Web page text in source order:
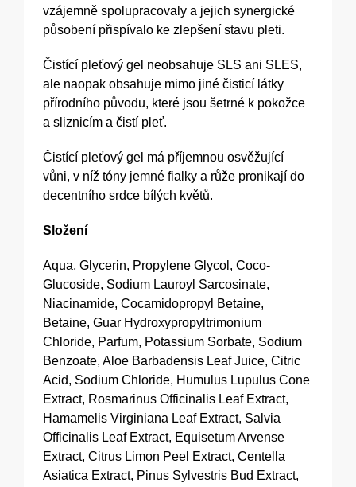
vzájemně spolupracovaly a jejich synergické
působení přispívalo ke zlepšení stavu pleti.
Čistící pleťový gel neobsahuje SLS ani SLES,
ale naopak obsahuje mimo jiné čisticí látky
přírodního původu, které jsou šetrné k pokožce
a sliznicím a čistí pleť.
Čistící pleťový gel má příjemnou osvěžující
vůni, v níž tóny jemné fialky a růže pronikají do
decentního srdce bílých květů.
Složení
Aqua, Glycerin, Propylene Glycol, Coco-
Glucoside, Sodium Lauroyl Sarcosinate,
Niacinamide, Cocamidopropyl Betaine,
Betaine, Guar Hydroxypropyltrimonium
Chloride, Parfum, Potassium Sorbate, Sodium
Benzoate, Aloe Barbadensis Leaf Juice, Citric
Acid, Sodium Chloride, Humulus Lupulus Cone
Extract, Rosmarinus Officinalis Leaf Extract,
Hamamelis Virginiana Leaf Extract, Salvia
Officinalis Leaf Extract, Equisetum Arvense
Extract, Citrus Limon Peel Extract, Centella
Asiatica Extract, Pinus Sylvestris Bud Extract,